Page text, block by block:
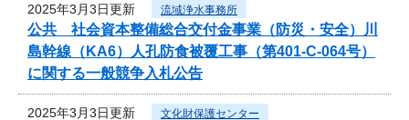
2025年3月3日更新 流域浄水事務所
公共 社会資本整備総合交付金事業（防災・安全）川
島幹線（KA6）人孔防食被覆工事（第401-C-064号）
に関する一般競争入札公告
2025年3月3日更新 文化財保護センター